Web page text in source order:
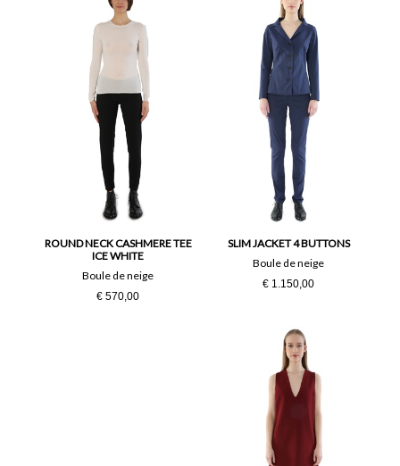
ROUND NECK CASHMERE TEE
ICE WHITE
Boule de neige
€ 570,00
SLIM JACKET 4 BUTTONS
Boule de neige
€ 1.150,00